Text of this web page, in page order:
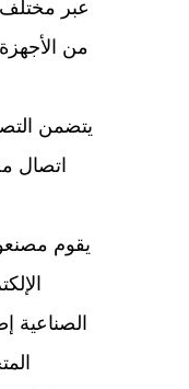
عبر مختلف
من
يتضمن
اتصال
يقوم
الصناعية